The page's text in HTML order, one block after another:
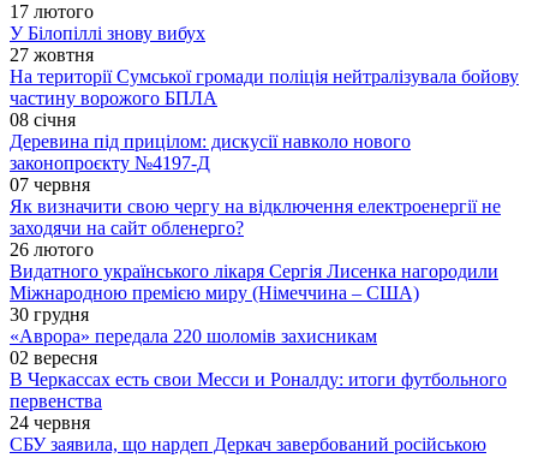
17 лютого
У Білопіллі знову вибух
27 жовтня
На території Сумської громади поліція нейтралізувала бойову
частину ворожого БПЛА
08 січня
Деревина під прицілом: дискусії навколо нового
законопроєкту №4197-Д
07 червня
Як визначити свою чергу на відключення електроенергії не
заходячи на сайт обленерго?
26 лютого
Видатного українського лікаря Сергія Лисенка нагородили
Міжнародною премією миру (Німеччина – США)
30 грудня
«Аврора» передала 220 шоломів захисникам
02 вересня
В Черкассах есть свои Месси и Роналду: итоги футбольного
первенства
24 червня
СБУ заявила, що нардеп Деркач завербований російською